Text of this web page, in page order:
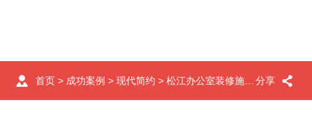
分享
首页 > 成功案例 > 现代简约 > 松江办公室装修施工效果图（矩省科技股份）